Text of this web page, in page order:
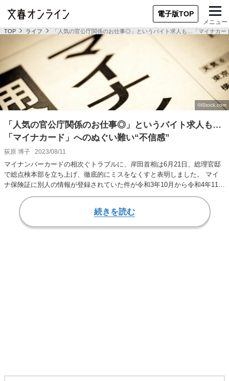
電子版TOP
メニュー
TOP ライフ 「人気の官公庁関係のお仕事◎」というバイト求人も…「マイナカー
「人気の官公庁関係のお仕事◎」というバイト求人も…
「マイナカード」へのぬぐい難い“不信感”
荻原 博子 2023/08/11
マイナンバーカードの相次ぐトラブルに、岸田首相は6月21日、総理官邸
で総点検本部を立ち上げ、徹底的にミスをなくすと表明しました。 マイ
ナ保険証に別人の情報が登録されていた件が令和3年10月から令和4年11月
末までに…
続きを読む